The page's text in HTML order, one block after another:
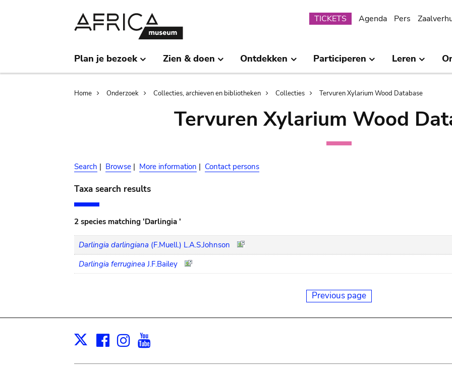
Submenu
TICKETS Agenda Pers
Plan je bezoek Zien & doen Ontdekken Participeren Leren
Breadcrumb
Home Onderzoek Collecties, archieven en bibliotheken Collecties Tervuren Xylarium Wood Database
Tervuren Xylarium Wood
Search | Browse | More information | Contact persons
Taxa search results
2 species matching 'Darlingia '
Darlingia darlingiana (F.Muell.) L.A.S.Johnson
Darlingia ferruginea J.F.Bailey
Previous page
X Facebook
Instagram